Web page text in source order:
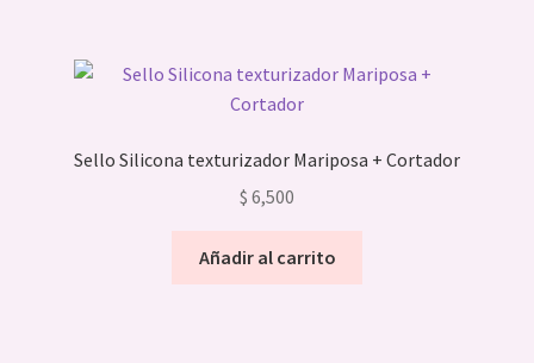
Sello Silicona texturizador Mariposa + Cortador
$ 6,500
Añadir al carrito